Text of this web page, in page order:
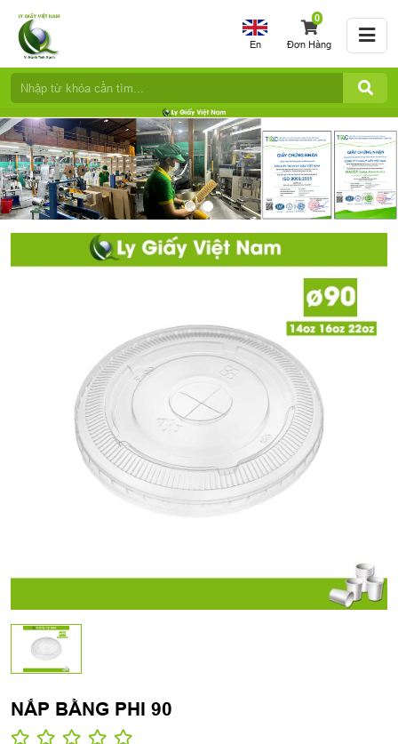
En
0
Đơn Hàng
NẮP BẰNG PHI 90